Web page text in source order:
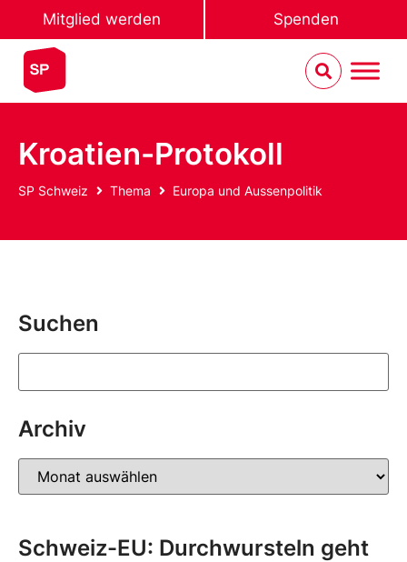
Mitglied werden Spenden
Kroatien-Protokoll
SP Schweiz Thema Europa und Aussenpolitik
Suchen
Archiv
Schweiz-EU: Durchwursteln geht